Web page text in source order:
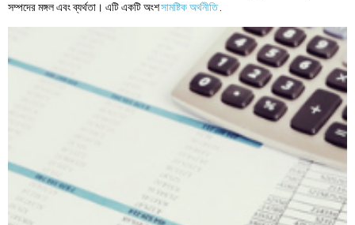
সম্পদের মঙ্গল এবং ব্যর্থতা। এটি একটি অংশসামষ্টিক অর্থনীতি